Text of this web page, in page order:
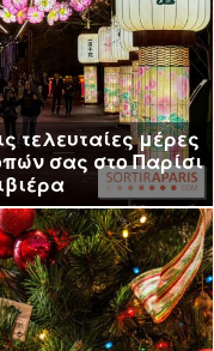
τελευταίες μέρες
σας στο Παρίσι